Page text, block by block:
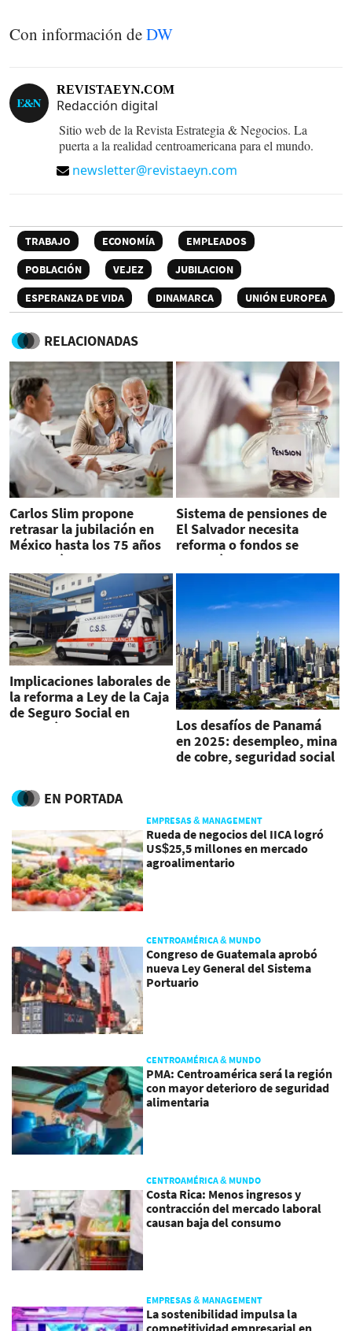
Con información deDW
REVISTAEYN.COM
Redacción digital
Sitio web de la Revista Estrategia & Negocios. La
puerta a la realidad centroamericana para el mundo.
newsletter@revistaeyn.com
TRABAJO ECONOMÍA
EMPLEADOS
POBLACIÓN
VEJEZ
JUBILACION
ESPERANZA DE VIDA
DINAMARCA UNIÓN EUROPEA
RELACIONADAS
Carlos Slim propone
retrasar la jubilación en
México hasta los 75 años
¿Por qué?
Sistema de pensiones de
El Salvador necesita
reforma o fondos se
agotarán en 2027,
advierte el FMI
Implicaciones laborales de
la reforma a Ley de la Caja
de Seguro Social en
Panamá
Los desafíos de Panamá
en 2025: desempleo, mina
de cobre, seguridad social
EN PORTADA
EMPRESAS & MANAGEMENT
Rueda de negocios del IICA logró
US$25,5 millones en mercado
agroalimentario
CENTROAMÉRICA & MUNDO
Congreso de Guatemala aprobó
nueva Ley General del Sistema
Portuario
CENTROAMÉRICA & MUNDO
PMA: Centroamérica será la región
con mayor deterioro de seguridad
alimentaria
CENTROAMÉRICA & MUNDO
Costa Rica: Menos ingresos y
contracción del mercado laboral
causan baja del consumo
EMPRESAS & MANAGEMENT
La sostenibilidad impulsa la
competitividad empresarial en